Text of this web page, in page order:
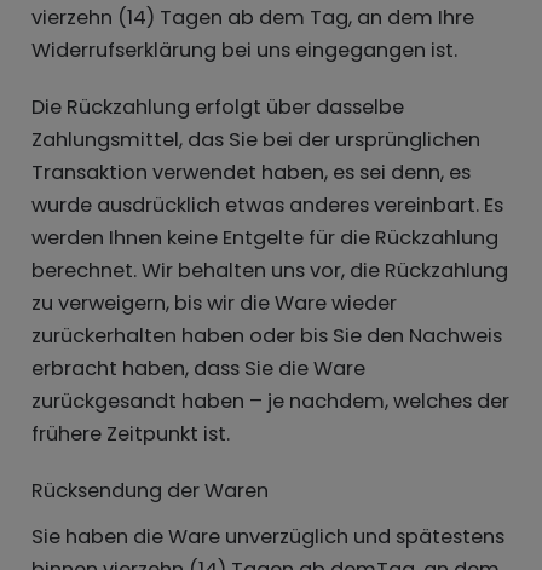
vierzehn (14) Tagen ab dem Tag, an dem Ihre
Widerrufserklärung bei uns eingegangen ist.
Die Rückzahlung erfolgt über dasselbe
Zahlungsmittel, das Sie bei der ursprünglichen
Transaktion verwendet haben, es sei denn, es
wurde ausdrücklich etwas anderes vereinbart. Es
werden Ihnen keine Entgelte für die Rückzahlung
berechnet. Wir behalten uns vor, die Rückzahlung
zu verweigern, bis wir die Ware wieder
zurückerhalten haben oder bis Sie den Nachweis
erbracht haben, dass Sie die Ware
zurückgesandt haben – je nachdem, welches der
frühere Zeitpunkt ist.
Rücksendung der Waren
Sie haben die Ware unverzüglich und spätestens